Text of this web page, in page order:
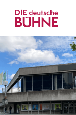
Kritiken
Schauspiel
Musiktheater
Tanz
Crossover